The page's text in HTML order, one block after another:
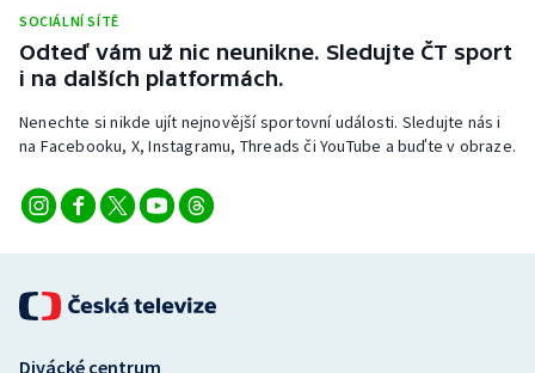
Short track
Sportovní střelba
Stolní tenis
Triatlon
Veslování
Vodní slalom
SOCIÁLNÍ SÍTĚ
Odteď vám už nic neunikne. Sledujte ČT sport
i na dalších platformách.
Nenechte si nikde ujít nejnovější sportovní události. Sledujte nás i
na Facebooku, X, Instagramu, Threads či YouTube a buďte v obraze.
Divácké centrum